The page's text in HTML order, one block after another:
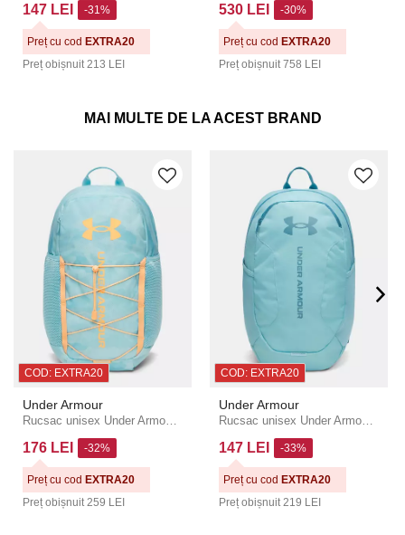
147 LEI
Preț obișnuit 213 LEI
-31%
Preț cu cod EXTRA20
530 LEI
Preț obișnuit 758 LEI
-30%
Preț cu cod EXTRA20
MAI MULTE DE LA ACEST BRAND
COD: EXTRA20
Under Armour
Rucsac unisex Under Armour Hustle Sport 6.0 Backpack
176 LEI
Preț obișnuit 259 LEI
-32%
Preț cu cod EXTRA20
COD: EXTRA20
Under Armour
Rucsac unisex Under Armour UA Hustle Lite
147 LEI
Preț obișnuit 219 LEI
-33%
Preț cu cod EXTRA20